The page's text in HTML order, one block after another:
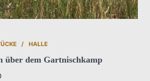
HALLE
über dem Gartnischkamp